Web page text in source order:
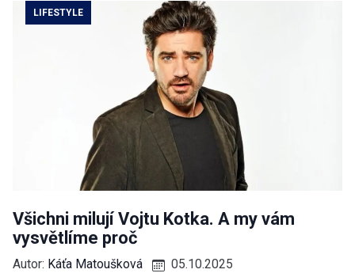
LIFESTYLE
Všichni milují Vojtu Kotka. A my vám
vysvětlíme proč
Autor: Káťa Matoušková
05.10.2025